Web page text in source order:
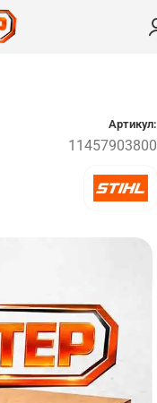
Артикул:
11457903800